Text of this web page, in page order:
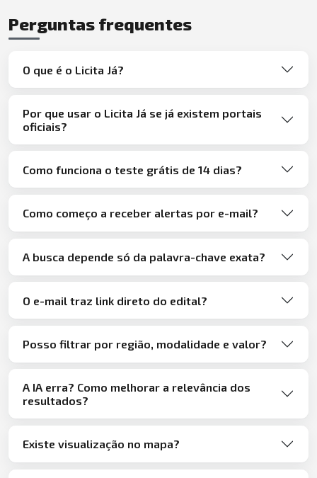
Perguntas frequentes
O que é o Licita Já?
Por que usar o Licita Já se já existem portais
oficiais?
Como funciona o teste grátis de 14 dias?
Como começo a receber alertas por e-mail?
A busca depende só da palavra-chave exata?
O e-mail traz link direto do edital?
Posso filtrar por região, modalidade e valor?
A IA erra? Como melhorar a relevância dos
resultados?
Existe visualização no mapa?